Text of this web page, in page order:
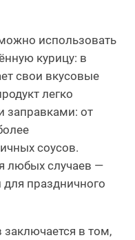
использовать
курицу: в
свои вкусовые
легко
заправками: от
соусов.
любых случаев —
для праздничного
в том,